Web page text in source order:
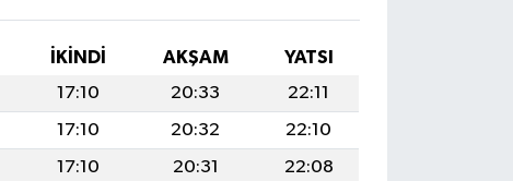
İKINDI AKŞAM
YATSI
17:10 20:33
22:11
17:10 20:32
22:10
17:10 20:31
22:08